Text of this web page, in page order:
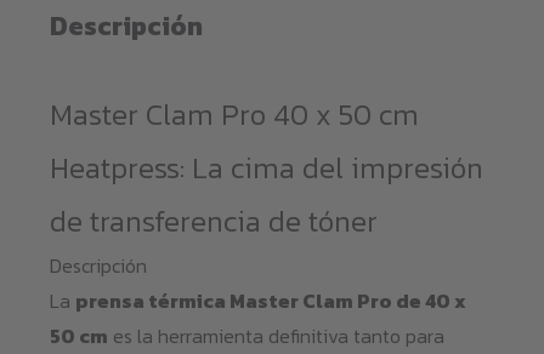
Descripción
Master Clam Pro 40 x 50 cm
Heatpress: La cima del impresión
de transferencia de tóner
Descripción
La prensa térmica Master Clam Pro de 40 x
50 cm es la herramienta definitiva tanto para